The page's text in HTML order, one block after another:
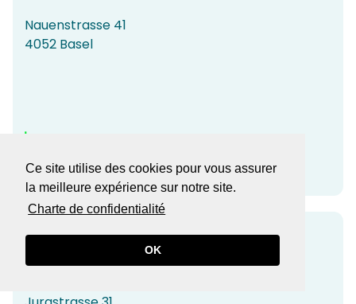
Ce site utilise des cookies pour vous assurer
la meilleure expérience sur notre site.
Charte de confidentialité​​​​​​​
OK
Nauenstrasse 41
4052 Basel
Mail
NVT Neuhaus Versicherungs-
Treuhand AG